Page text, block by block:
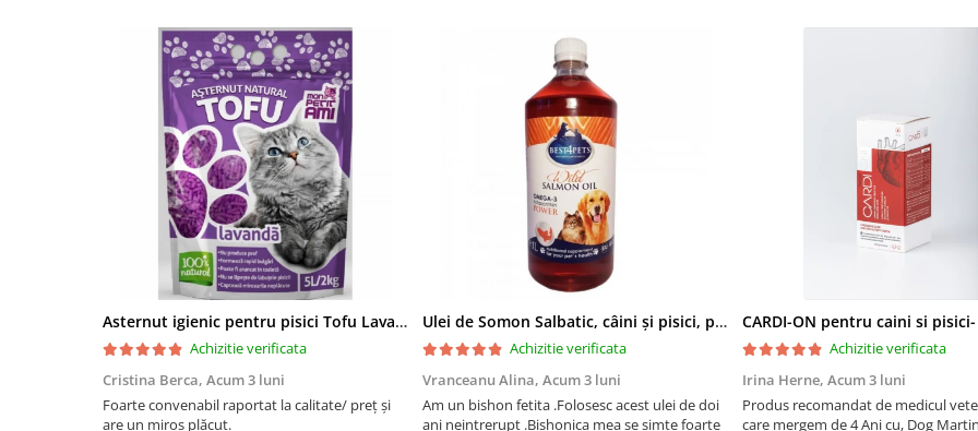
Asternut igienic pentru pisici Tofu Lavanda, Mon Petit 5 l
Achizitie verificata
Cristina Berca, Acum 3 luni
Foarte convenabil raportat la calitate/ preț și
are un miros plăcut.
Ulei de Somon Salbatic, câini și pisici, piele si blană, BEST4PETS, 1l
Achizitie verificata
Vranceanu Alina, Acum 3 luni
Am un bishon fetita .Folosesc acest ulei de doi
ani neintrerupt .Bishonica mea se simte foarte
CARDI-ON pentru caini si
Achizitie verificata
Irina Herne, Acum 3 luni
Produs recomandat de medicul
care mergem de 4 Ani cu, Dog Martin care